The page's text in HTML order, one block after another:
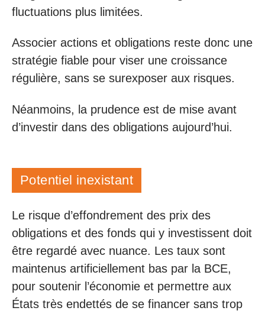
fluctuations plus limitées.
Associer actions et obligations reste donc une
stratégie fiable pour viser une croissance
régulière, sans se surexposer aux risques.
Néanmoins, la prudence est de mise avant
d’investir dans des obligations aujourd’hui.
Potentiel inexistant
Le risque d’effondrement des prix des
obligations et des fonds qui y investissent doit
être regardé avec nuance. Les taux sont
maintenus artificiellement bas par la BCE,
pour soutenir l’économie et permettre aux
États très endettés de se financer sans trop